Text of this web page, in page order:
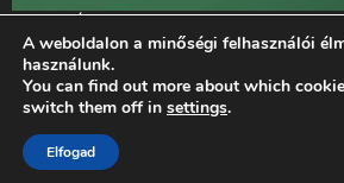
„Az Új Ember katolikus hetilap
támogatását az EGYH-KCP-14-P-
szerződés keretében 3 000 000 Ft
Emberi Erőforrások
© 2026 Magyar Kurír - Új Ember
A weboldalon a minőségi felhasználói
használunk.
You can find out more about which
switch them off in settings.
Elfogad